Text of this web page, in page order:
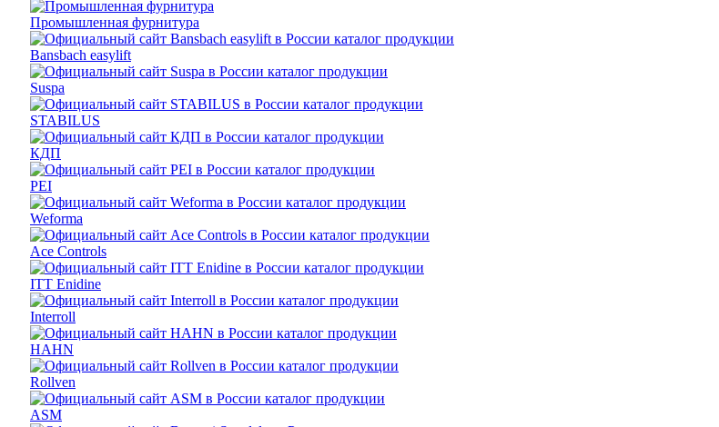
Промышленная фурнитура
Bansbach easylift
Suspa
STABILUS
КДП
PEI
Weforma
Ace Controls
ITT Enidine
Interroll
HAHN
Rollven
ASM